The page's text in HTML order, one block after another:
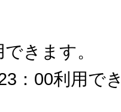
きます。
：00利用で